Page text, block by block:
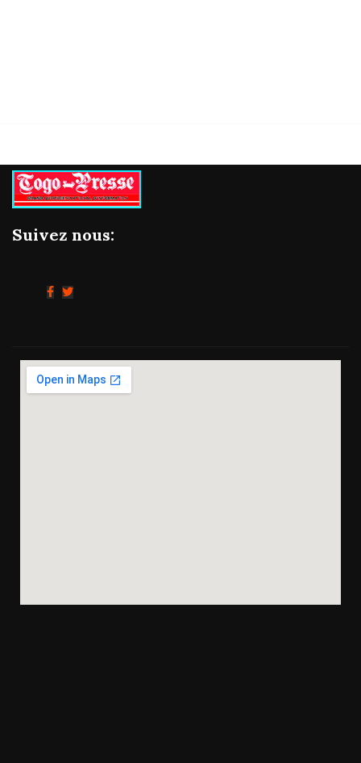
Suivez nous: